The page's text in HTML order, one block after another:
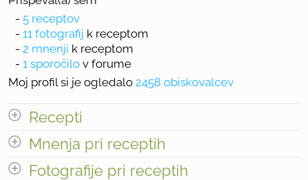
- 5 receptov
- 11 fotografij k receptom
- 2 mnenji k receptom
- 1 sporočilo v forume
Moj profil si je ogledalo 2458 obiskovalcev
Recepti
Število receptov: 5
Mnenja pri receptih
odpri vse
Fotografije pri receptih